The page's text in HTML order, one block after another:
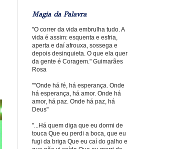
Magia da Palavra
"O correr da vida embrulha tudo. A
vida é assim: esquenta e esfria,
aperta e daí afrouxa, sossega e
depois desinquieta. O que ela quer
da gente é Coragem." Guimarães
Rosa
""Onde há fé, há esperança. Onde
há esperança, há amor. Onde há
amor, há paz. Onde há paz, há
Deus"
"...Há quem diga que eu dormi de
touca Que eu perdi a boca, que eu
fugi da briga Que eu caí do galho e